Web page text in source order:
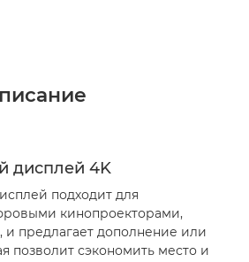
дисплей 4K
подходит для
кинопроекторами,
предлагает дополнение или
позволит сэкономить место и